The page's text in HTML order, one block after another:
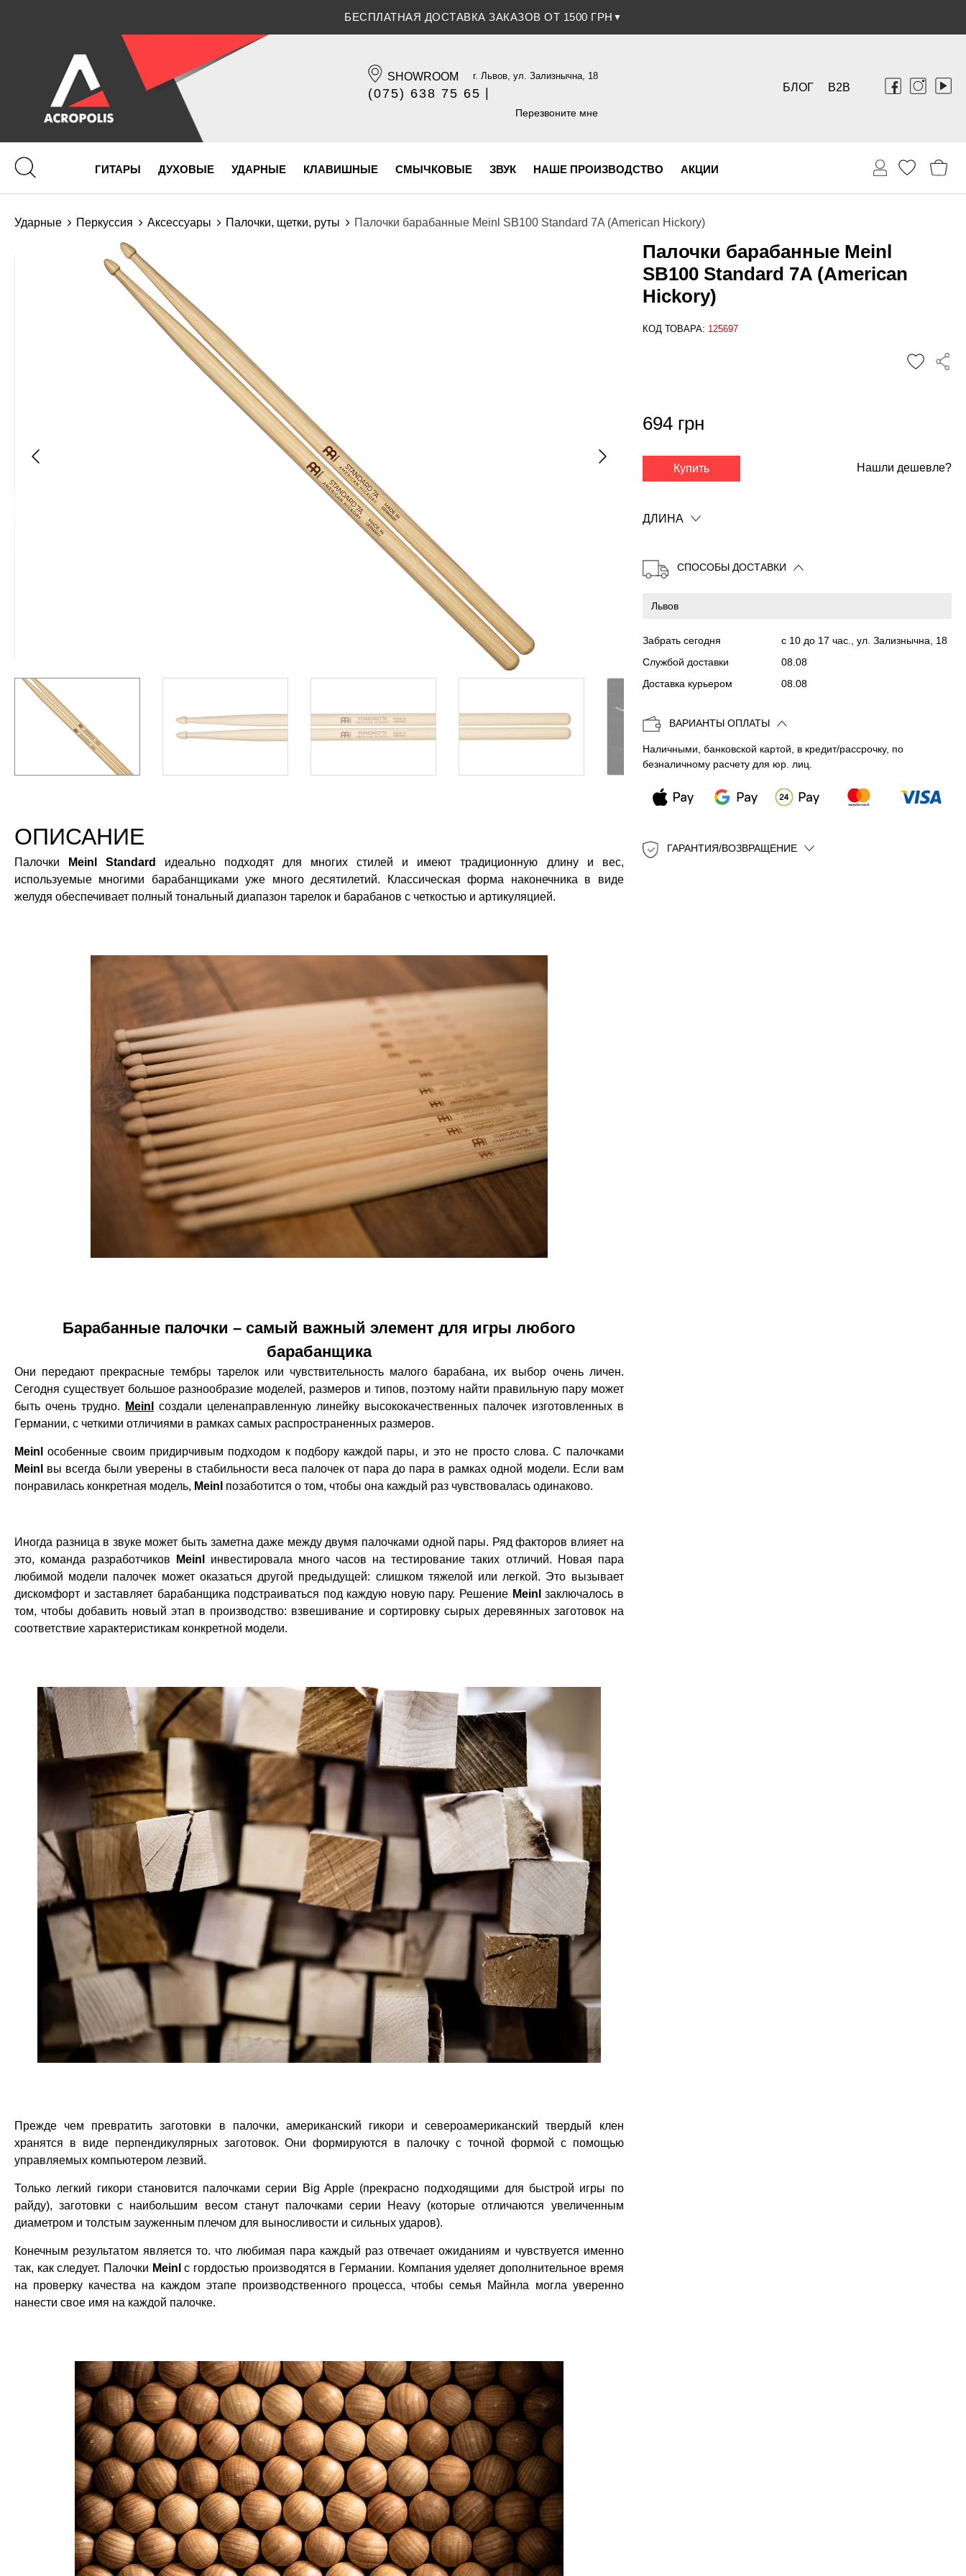
СКИДКА 5% ПРИ ОПЛАТЕ БАНКОВСКОЙ КАРТОЧКОЙ
SHOWROOM г. Львов, ул. Зализнычна, 18
(075) 638 75 65
(096) 609 84 32
Перезвоните мне
B2B
БЛОГ
ГИТАРЫ ДУХОВЫЕ УДАРНЫЕ КЛАВИШНЫЕ СМЫЧКОВЫЕ ЗВУК НАШЕ ПРОИЗВОДСТВО АКЦИИ
Ударные Перкуссия Аксессуары Палочки, щетки, руты Палочки барабанные Meinl SB100 Standard 7A (American Hickory)
Палочки барабанные Meinl
SB100 Standard 7A (American
Hickory)
КОД ТОВАРА: 125697
✕
Копировать
694 грн
Купить Нашли дешевле?
ДЛИНА
СПОСОБЫ ДОСТАВКИ
Забрать сегодня
с 10 до 17 час., ул. Зализнычна, 18
Службой доставки
08.08
Доставка курьером
08.08
ВАРИАНТЫ ОПЛАТЫ
Наличными, банковской картой, в кредит/рассрочку, по
безналичному расчету для юр. лиц.
ГАРАНТИЯ/ВОЗВРАЩЕНИЕ
ОПИСАНИЕ
Палочки Meinl Standard
идеально подходят для многих стилей и имеют традиционную длину и вес,
используемые многими барабанщиками уже много десятилетий. Классическая форма наконечника в виде
желудя обеспечивает полный тональный диапазон тарелок и барабанов с четкостью и артикуляцией.
Барабанные палочки – самый важный элемент для игры любого
барабанщика
Они передают прекрасные тембры тарелок или чувствительность малого барабана, их выбор очень личен.
Сегодня существует большое разнообразие моделей, размеров и типов, поэтому найти правильную пару может
быть очень трудно.
Meinl
создали целенаправленную линейку высококачественных палочек изготовленных в
Германии, с четкими отличиями в рамках самых распространенных размеров.
Meinl
особенные своим придирчивым подходом к подбору каждой пары, и это не просто слова. С палочками
Meinl
вы всегда были уверены в стабильности веса палочек от пара до пара в рамках одной модели. Если вам
понравилась конкретная модель, Meinl позаботится о том, чтобы она каждый раз чувствовалась одинаково.
Иногда разница в звуке может быть заметна даже между двумя палочками одной пары. Ряд факторов влияет на
это, команда разработчиков
Meinl
инвестировала много часов на тестирование таких отличий. Новая пара
любимой модели палочек может оказаться другой предыдущей: слишком тяжелой или легкой. Это вызывает
дискомфорт и заставляет барабанщика подстраиваться под каждую новую пару. Решение Meinl заключалось в
том, чтобы добавить новый этап в производство: взвешивание и сортировку сырых деревянных заготовок на
соответствие характеристикам конкретной модели.
Прежде чем превратить заготовки в палочки, американский гикори и североамериканский твердый клен
хранятся в виде перпендикулярных заготовок. Они формируются в палочку с точной формой с помощью
управляемых компьютером лезвий.
Только легкий гикори становится палочками серии Big Apple (прекрасно подходящими для быстрой игры по
райду), заготовки с наибольшим весом станут палочками серии Heavy (которые отличаются увеличенным
диаметром и толстым зауженным плечом для выносливости и сильных ударов).
Конечным результатом является то. что любимая пара каждый раз отвечает ожиданиям и чувствуется именно
так, как следует. Палочки Meinl с гордостью производятся в Германии. Компания уделяет дополнительное время
на проверку качества на каждом этапе производственного процесса, чтобы семья Майнла могла уверенно
нанести свое имя на каждой палочке.